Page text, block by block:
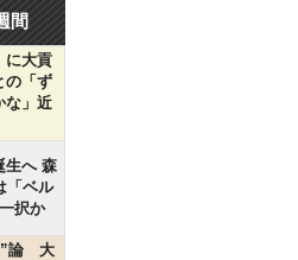
間
に大貢
の「ず
な」近
生へ 森
「ベル
択か
”論 大